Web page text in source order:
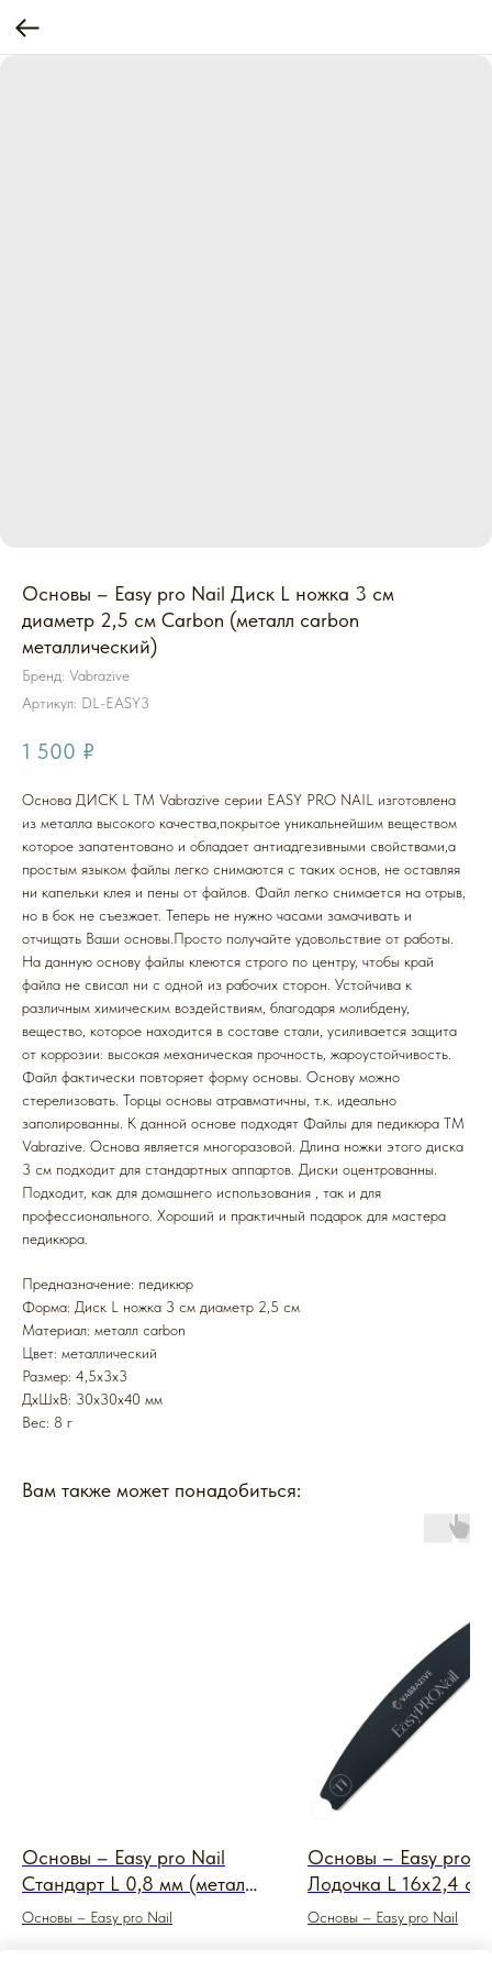
Основы – Easy pro Nail Диск L ножка 3 см
диаметр 2,5 см Carbon (металл carbon
металлический)
Бренд: Vabrazive
Артикул: DL-EASY3
1 500 ₽
Основа ДИСК L ТМ Vabrazive серии EASY PRO NAIL изготовлена
из металла высокого качества,покрытое уникальнейшим веществом
которое запатентовано и обладает антиадгезивными свойствами,а
простым языком файлы легко снимаются с таких основ, не оставляя
ни капельки клея и пены от файлов. Файл легко снимается на отрыв,
но в бок не съезжает. Теперь не нужно часами замачивать и
отчищать Ваши основы.Просто получайте удовольствие от работы.
На данную основу файлы клеются строго по центру, чтобы край
файла не свисал ни с одной из рабочих сторон. Устойчива к
различным химическим воздействиям, благодаря молибдену,
вещество, которое находится в составе стали, усиливается защита
от коррозии: высокая механическая прочность, жароустойчивость.
Файл фактически повторяет форму основы. Основу можно
стерелизовать. Торцы основы атравматичны, т.к. идеально
заполированны. К данной основе подходят Файлы для педикюра ТМ
Vabrazive. Основа является многоразовой. Длина ножки этого диска
3 см подходит для стандартных аппартов. Диски оцентрованны.
Подходит, как для домашнего использования , так и для
профессионального. Хороший и практичный подарок для мастера
педикюра.
Предназначение: педикюр
Форма: Диск L ножка 3 см диаметр 2,5 см
Mатериал: металл carbon
Цвет: металлический
Размер: 4,5х3х3
ДxШxВ: 30x30x40 мм
Вес: 8 г
Вам также может понадобиться:
Основы – Easy pro Nail
Стандарт L 0,8 мм (металл
пленка Easy)
Основы – Easy pro Nail
Основы – Easy pro
Лодочка L 16х2,4 см
Основы – Easy pro Nail